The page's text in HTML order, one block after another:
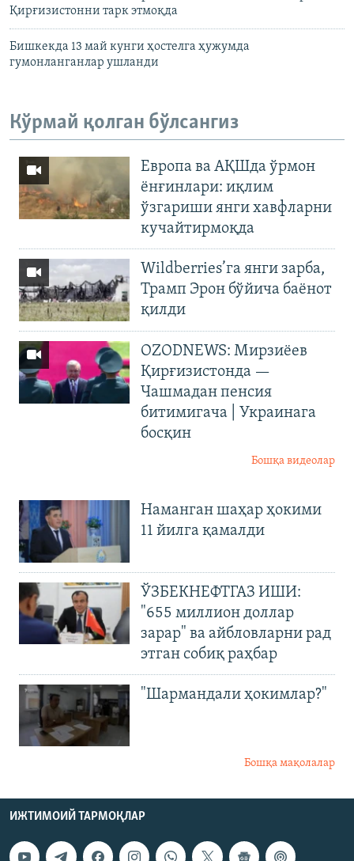
Қирғизистонни тарк этмоқда
Бишкекда 13 май кунги ҳостелга ҳужумда
гумонланганлар ушланди
Кўрмай қолган бўлсангиз
Европа ва АҚШда ўрмон
ёнғинлари: иқлим
ўзгариши янги хавфларни
кучайтирмоқда
Wildberries’га янги зарба,
Трамп Эрон бўйича баёнот
қилди
OZODNEWS: Мирзиёев
Қирғизистонда —
Чашмадан пенсия
битимигача | Украинага
босқин
Бошқа видеолар
Наманган шаҳар ҳокими
11 йилга қамалди
ЎЗБЕКНЕФТГАЗ ИШИ:
"655 миллион доллар
зарар" ва айбловларни рад
этган собиқ раҳбар
"Шармандали ҳокимлар?"
Бошқа мақолалар
ИЖТИМОИЙ ТАРМОҚЛАР